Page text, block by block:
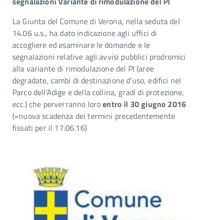
La Giunta del Comune di Verona, nella seduta del
14.06 u.s., ha dato indicazione agli uffici di
accogliere ed esaminare le domande e le
segnalazioni relative agli avvisi pubblici prodromici
alla variante di rimodulazione del PI (aree
degradate, cambi di destinazione d’uso, edifici nel
Parco dell’Adige e della collina, gradi di protezione,
ecc.) che perverranno loroentro il 30 giugno 2016
(=nuova scadenza dei termini precedentemente
fissati per il 17.06.16)